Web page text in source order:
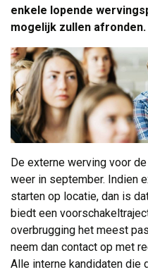
enkele lopende
mogelijk zullen afronden.
De externe werving voor
weer in september. Indien
starten op locatie, dan is
biedt een
overbrugging het meest
neem dan contact op met
Alle interne kandidaten die